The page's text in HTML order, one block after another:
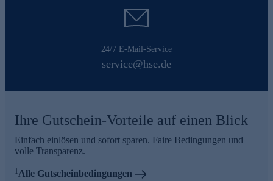
24/7 E-Mail-Service
service@hse.de
Ihre Gutschein-Vorteile auf einen Blick
Einfach einlösen und sofort sparen. Faire Bedingungen und
volle Transparenz.
1Alle Gutscheinbedingungen